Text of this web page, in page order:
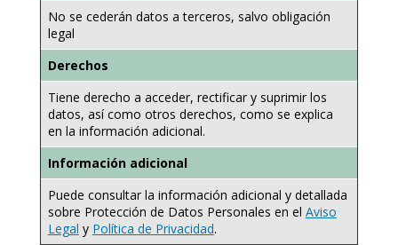
No se cederán datos a terceros, salvo obligación
legal
Derechos
Tiene derecho a acceder, rectificar y suprimir los
datos, así como otros derechos, como se explica
en la información adicional.
Información adicional
Puede consultar la información adicional y detallada
sobre Protección de Datos Personales en el Aviso
Legal y Política de Privacidad.